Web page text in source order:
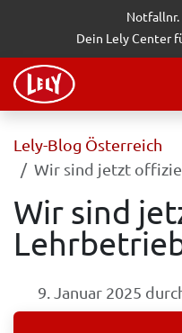
Zum Inhalt springenNotfallnr.
Dein Lely Center
Lely-Blog Österreich
Wir sind jetzt
Wir sind
9. Januar 2025